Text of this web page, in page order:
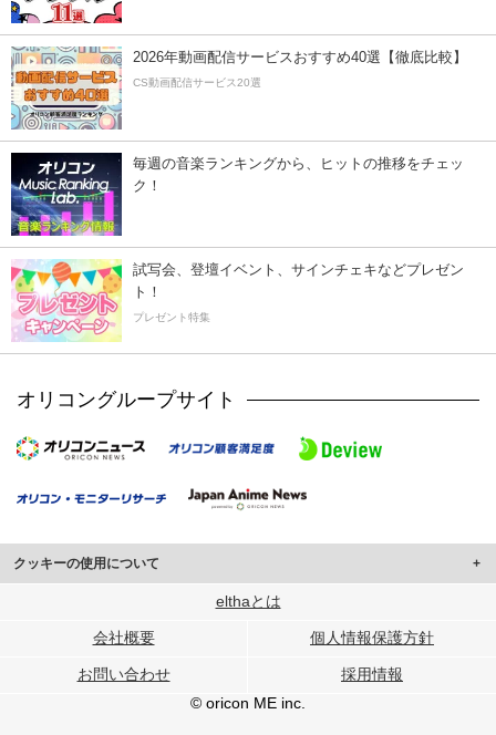
2026年動画配信サービスおすすめ40選【徹底比較】
CS動画配信サービス20選
毎週の音楽ランキングから、ヒットの推移をチェッ
ク！
試写会、登壇イベント、サインチェキなどプレゼン
ト！
プレゼント特集
オリコングループサイト
クッキーの使用について
このサイトでは Cookie を使用して、ユーザーに合わせたコンテンツや広告の
行っています。
メディアや広告配信、データ解析の各パートナーに提供しています。
各パートナーは、この情報とユーザーが各パートナーに提供した他の情報や、
ユーザーが各パートナーのサービスを使用したときに収集した他の情報を組み
elthaとは
会社概要 個人情報保護方針
お問い合わせ
採用情報
© oricon ME inc.